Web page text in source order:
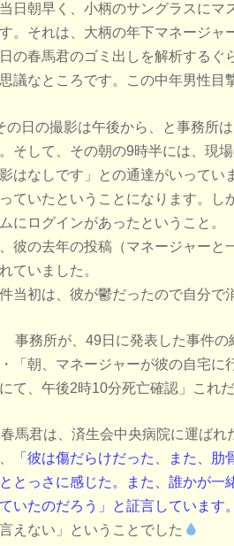
日朝早く、小柄のサングラスに
。それは、大柄の年下マネージャ
の春馬君のゴミ出しを解析するぐ
議なところです。この中年男性目
の日の撮影は午後から、と事務所
そして、その朝の9時半には、現
はなしです」との通達がいってい
ていたということになります。し
にログインがあったということ。
彼の去年の投稿（マネージャー
ていました。
件当初は、彼が鬱だったので自分で
事務所が、49日に発表した事件の
「朝、マネージャーが彼の自宅
て、午後2時10分死亡確認」これだ
馬君は、済生会中央病院に運ば
「彼は傷だらけだった、また、
とっさに感じた。また、誰かが
いたのだろう」と証言しています。
えない」ということでした